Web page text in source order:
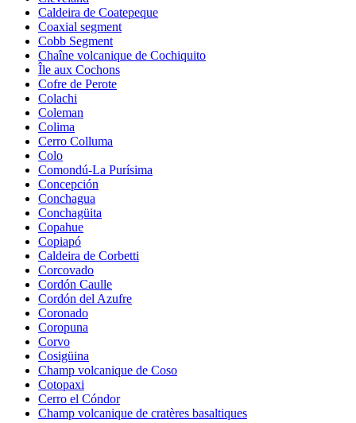
Caldeira de Coatepeque
Coaxial segment
Cobb Segment
Chaîne volcanique de Cochiquito
Île aux Cochons
Cofre de Perote
Colachi
Coleman
Colima
Cerro Colluma
Colo
Comondú-La Purísima
Concepción
Conchagua
Conchagüita
Copahue
Copiapó
Caldeira de Corbetti
Corcovado
Cordón Caulle
Cordón del Azufre
Coronado
Coropuna
Corvo
Cosigüina
Champ volcanique de Coso
Cotopaxi
Cerro el Cóndor
Champ volcanique de cratères basaltiques